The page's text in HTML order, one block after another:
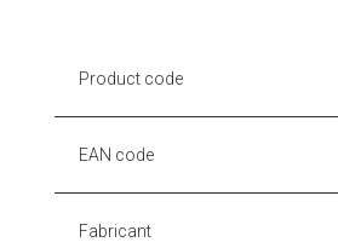
Product code
EAN code
Fabricant